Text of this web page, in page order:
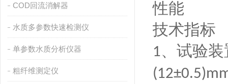
COD回流消解器
水质多参数快速检测仪
单参数水质分析仪器
粗纤维测定仪
性能
技术指标
1、试验